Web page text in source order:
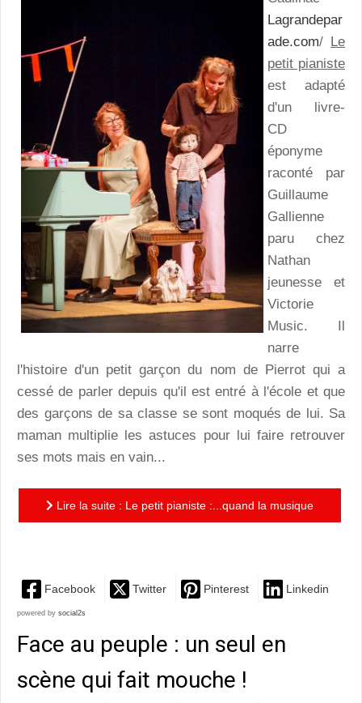
Lagrandepar
ade.com/ Le
petit pianiste
est adapté
d'un livre-
CD
éponyme
raconté par
Guillaume
Gallienne
paru chez
Nathan
jeunesse et
Victorie
Music. Il
narre
l'histoire d'un petit garçon du nom de Pierrot qui a
cessé de parler depuis qu'il est entré à l'école et que
des garçons de sa classe se sont moqués de lui. Sa
maman multiplie les astuces pour lui faire retrouver
ses mots mais en vain...
Lire la suite : Le petit pianiste :...quand la musique
Facebook Twitter Pinterest Linkedin
powered by social2s
Face au peuple : un seul en
scène qui fait mouche !